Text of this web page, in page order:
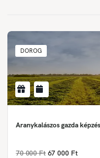
DOROG
Aranykalászos gazda
70 000 Ft 67 000 Ft